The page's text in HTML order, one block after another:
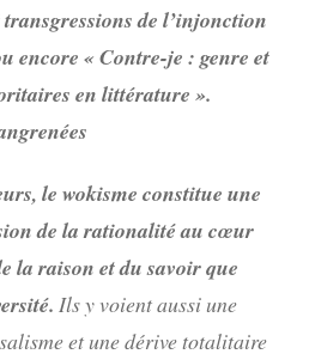
de l’injonction
encore « Contre-je : genre et
en littérature ».
le wokisme constitue une
de la rationalité au cœur
la raison et du savoir que
Ils y voient aussi une
et une dérive totalitaire